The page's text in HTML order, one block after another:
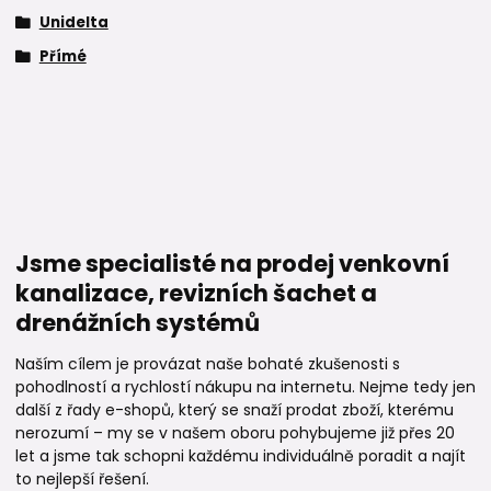
Unidelta
Přímé
Jsme specialisté na prodej venkovní
kanalizace, revizních šachet a
drenážních systémů
Naším cílem je provázat naše bohaté zkušenosti s
pohodlností a rychlostí nákupu na internetu. Nejme tedy jen
další z řady e-shopů, který se snaží prodat zboží, kterému
nerozumí – my se v našem oboru pohybujeme již přes 20
let a jsme tak schopni každému individuálně poradit a najít
to nejlepší řešení.